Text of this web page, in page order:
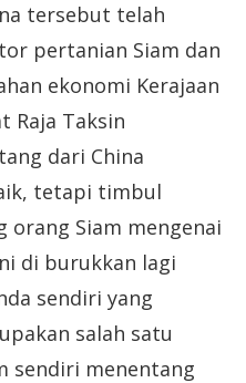
tersebut telah
pertanian Siam dan
ekonomi Kerajaan
Raja Taksin
dari China
tetapi timbul
orang Siam mengenai
di burukkan lagi
sendiri yang
salah satu
sendiri menentang